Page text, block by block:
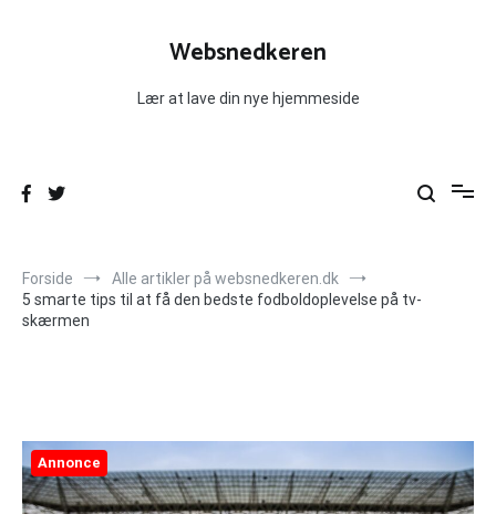
Websnedkeren
Lær at lave din nye hjemmeside
Forside
Alle artikler på websnedkeren.dk
5 smarte tips til at få den bedste fodboldoplevelse på tv-
skærmen
Annonce